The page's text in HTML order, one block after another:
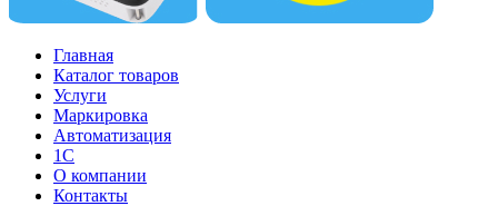
Главная
Каталог товаров
Услуги
Маркировка
Автоматизация
1С
О компании
Контакты